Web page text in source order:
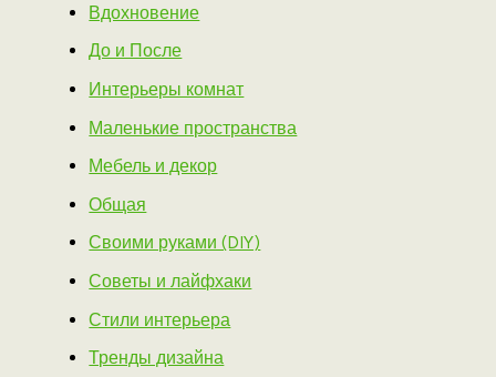
Вдохновение
До и После
Интерьеры комнат
Маленькие пространства
Мебель и декор
Общая
Своими руками (DIY)
Советы и лайфхаки
Стили интерьера
Тренды дизайна